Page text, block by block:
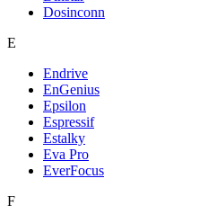
Dosinconn
E
Endrive
EnGenius
Epsilon
Espressif
Estalky
Eva Pro
EverFocus
F